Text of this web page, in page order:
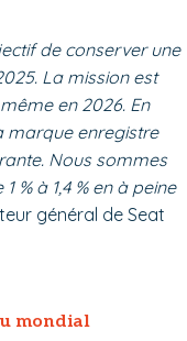
de conserver une
La mission est
en 2026. En
marque enregistre
Nous sommes
% à 1,4 % en à peine
général de Seat
mondial